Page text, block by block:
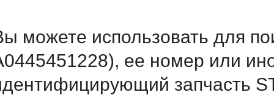
можете использовать для
ее номер или
запчасть